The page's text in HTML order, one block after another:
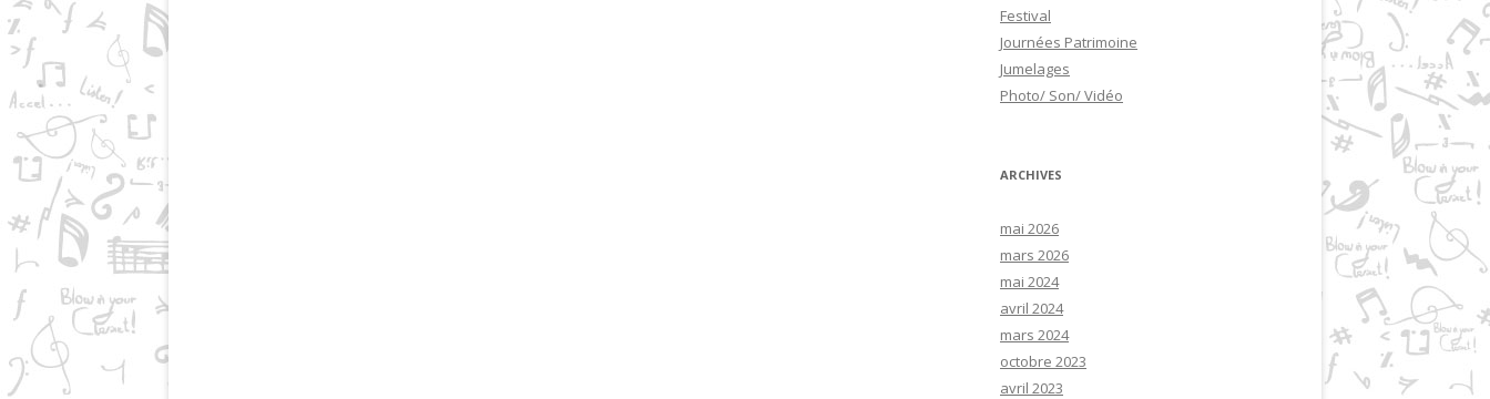
Festival
Journées Patrimoine
Jumelages
Photo/ Son/ Vidéo
ARCHIVES
mai 2026
mars 2026
mai 2024
avril 2024
mars 2024
octobre 2023
avril 2023